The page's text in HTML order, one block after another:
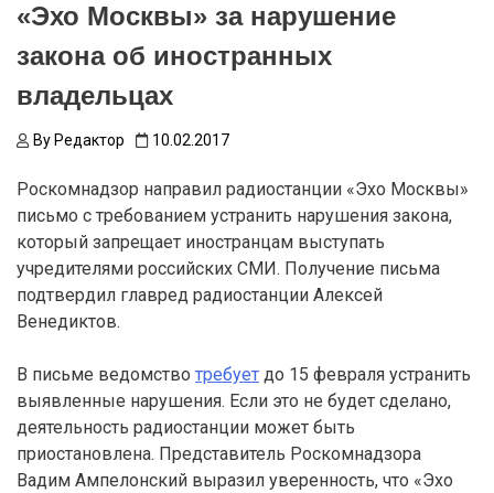
«Эхо Москвы» за нарушение
закона об иностранных
владельцах
By Редактор 10.02.2017
Роскомнадзор направил радиостанции «Эхо Москвы»
письмо с требованием устранить нарушения закона,
который запрещает иностранцам выступать
учредителями российских СМИ. Получение письма
подтвердил главред радиостанции Алексей
Венедиктов.
В письме ведомство требует до 15 февраля устранить
выявленные нарушения. Если это не будет сделано,
деятельность радиостанции может быть
приостановлена. Представитель Роскомнадзора
Вадим Ампелонский выразил уверенность, что «Эхо